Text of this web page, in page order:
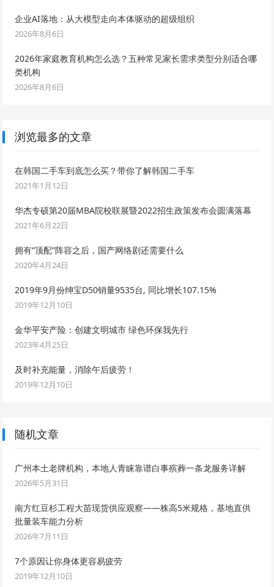
企业AI落地：从大模型走向本体驱动的超级组织
2026年8月6日
2026年家庭教育机构怎么选？五种常见家长需求类型分别适合哪
类机构
2026年8月6日
浏览最多的文章
在韩国二手车到底怎么买？带你了解韩国二手车
2021年1月12日
华杰专硕第20届MBA院校联展暨2022招生政策发布会圆满落幕
2021年6月22日
拥有“顶配”阵容之后，国产网络剧还需要什么
2020年4月24日
2019年9月份绅宝D50销量9535台, 同比增长107.15%
2019年12月10日
金华平安产险：创建文明城市 绿色环保我先行
2023年4月25日
及时补充能量，消除午后疲劳！
2019年12月10日
随机文章
广州本土老牌机构，本地人青睐靠谱白事殡葬一条龙服务详解
2026年5月31日
南方红豆杉工程大苗现货供应观察——株高5米规格，基地直供
批量装车能力分析
2026年7月11日
7个原因让你身体更容易疲劳
2019年12月10日